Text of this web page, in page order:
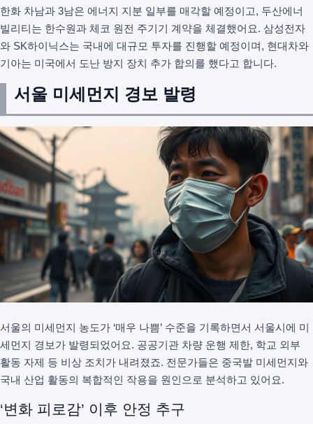
한화 차남과 3남은 에너지 지분 일부를 매각할 예정이고, 두산에너
빌리티는 한수원과 체코 원전 주기기 계약을 체결했어요. 삼성전자
와 SK하이닉스는 국내에 대규모 투자를 진행할 예정이며, 현대차와
기아는 미국에서 도난 방지 장치 추가 합의를 했다고 합니다.
서울 미세먼지 경보 발령
서울의 미세먼지 농도가 ‘매우 나쁨’ 수준을 기록하면서 서울시에 미
세먼지 경보가 발령되었어요. 공공기관 차량 운행 제한, 학교 외부
활동 자제 등 비상 조치가 내려졌죠. 전문가들은 중국발 미세먼지와
국내 산업 활동의 복합적인 작용을 원인으로 분석하고 있어요.
‘변화 피로감’ 이후 안정 추구